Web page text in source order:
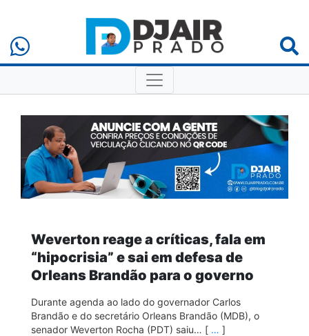
Weverton reage a críticas, fala em
“hipocrisia” e sai em defesa de
Orleans Brandão para o governo
Durante agenda ao lado do governador Carlos
Brandão e do secretário Orleans Brandão (MDB), o
senador Weverton Rocha (PDT) saiu… [ … ]